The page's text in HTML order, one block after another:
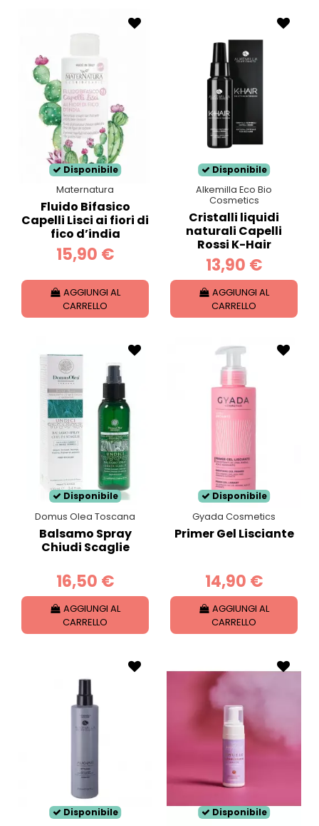
, la scelta dei prodotti deve ricadere
che mantengano
chioma liscia e leggera.
Disponibile
Maternatura
Fluido Bifasico
Capelli Lisci ai fiori di
fico d’india
15,90 €
AGGIUNGI AL
CARRELLO
Disponibile
Alkemilla Eco Bio
Cosmetics
Cristalli liquidi
naturali Capelli
Rossi K-Hair
13,90 €
AGGIUNGI AL
CARRELLO
Disponibile
Domus Olea Toscana
Balsamo Spray
Chiudi Scaglie
16,50 €
AGGIUNGI AL
CARRELLO
Disponibile
Gyada Cosmetics
Primer Gel Lisciante
14,90 €
AGGIUNGI AL
CARRELLO
Disponibile
Disponibile